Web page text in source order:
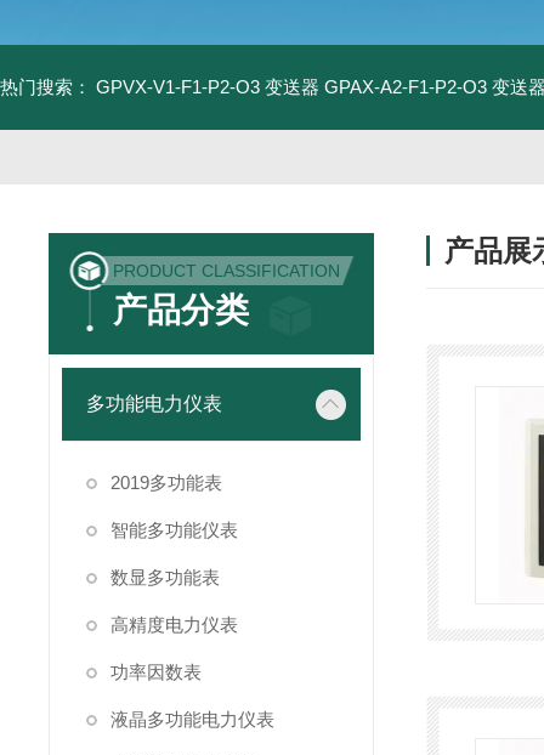
热门搜索： GPVX-V1-F1-P2-O3 变送器 GPAX-A2-F1-P2-O3 变送
PRODUCT CLASSIFICATION
产品分类
多功能电力仪表
2019多功能表
智能多功能仪表
数显多功能表
高精度电力仪表
功率因数表
液晶多功能电力仪表
产品展